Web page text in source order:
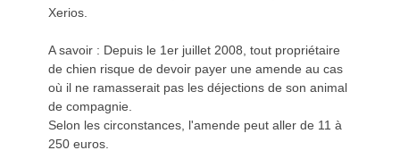
Xerios.
A savoir : Depuis le 1er juillet 2008, tout propriétaire
de chien risque de devoir payer une amende au cas
où il ne ramasserait pas les déjections de son animal
de compagnie.
Selon les circonstances, l'amende peut aller de 11 à
250 euros.